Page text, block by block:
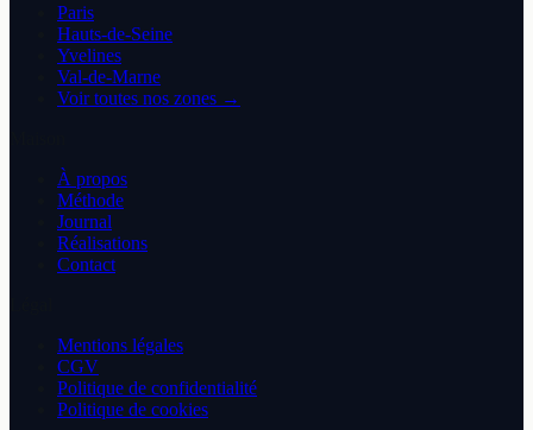
Paris
Hauts-de-Seine
Yvelines
Val-de-Marne
Voir toutes nos zones →
À propos
Méthode
Journal
Réalisations
Contact
Mentions légales
CGV
Politique de confidentialité
Politique de cookies